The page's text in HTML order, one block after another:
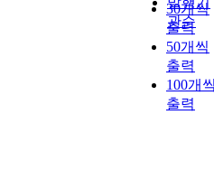
관순
30개씩
출력
50개씩
출력
100개
출력